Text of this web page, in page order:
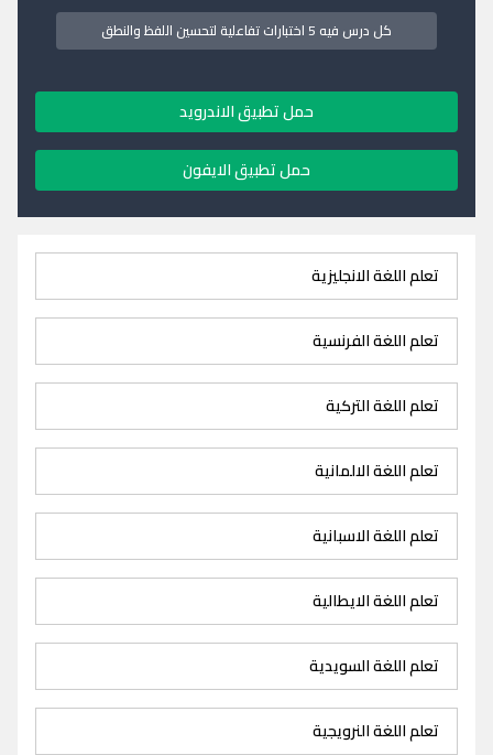
كل درس فيه 5 اختبارات تفاعلية لتحسين اللفظ والنطق
حمل تطبيق الاندرويد
حمل تطبيق الايفون
تعلم اللغة الانجليزية
تعلم اللغة الفرنسية
تعلم اللغة التركية
تعلم اللغة الالمانية
تعلم اللغة الاسبانية
تعلم اللغة الايطالية
تعلم اللغة السويدية
تعلم اللغة النرويجية